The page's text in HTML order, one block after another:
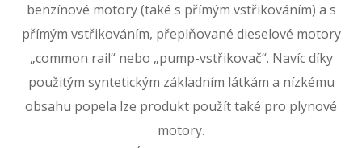
benzínové motory (také s přímým vstřikováním) a s
přímým vstřikováním, přeplňované dieselové motory
„common rail“ nebo „pump-vstřikovač“. Navíc díky
použitým syntetickým základním látkám a nízkému
obsahu popela lze produkt použít také pro plynové
motory.